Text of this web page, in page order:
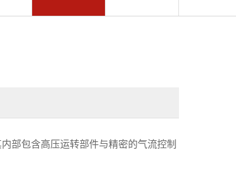
部包含高压运转部件与精密的气流控制